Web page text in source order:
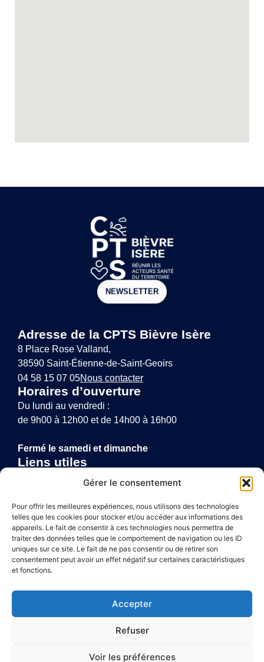
Gérer le consentement
Pour offrir les meilleures expériences, nous utilisons des technologies
telles que les cookies pour stocker et/ou accéder aux informations des
appareils. Le fait de consentir à ces technologies nous permettra de
traiter des données telles que le comportement de navigation ou les ID
uniques sur ce site. Le fait de ne pas consentir ou de retirer son
consentement peut avoir un effet négatif sur certaines caractéristiques
et fonctions.
Accepter
Refuser
Voir les préférences
NEWSLETTER
Adresse de la CPTS Bièvre Isère
8 Place Rose Valland,
38590 Saint-Étienne-de-Saint-Geoirs
04 58 15 07 05Nous contacter
Horaires d’ouverture
Du lundi au vendredi :
de 9h00 à 12h00 et de 14h00 à 16h00
Fermé le samedi et dimanche
Liens utiles
Annuaire de santé
Politique de confidentialité
Plan du site
Mentions légales
Plan du site
Confidentialité